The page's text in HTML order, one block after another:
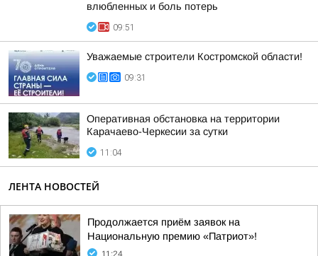
влюбленных и боль потерь
09:51
Уважаемые строители Костромской области!
09:31
Оперативная обстановка на территории
Карачаево-Черкесии за сутки
11:04
ЛЕНТА НОВОСТЕЙ
Продолжается приём заявок на
Национальную премию «Патриот»!
11:24